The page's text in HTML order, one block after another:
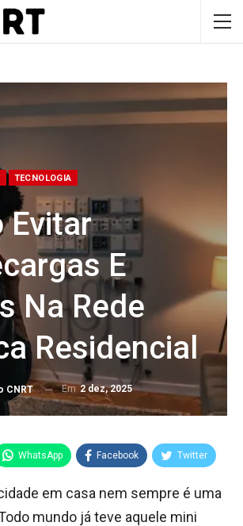
TECNOLOGIA
Evitar
E
Na Rede
Residencial
CNRT Em 2 dez, 2025
WhatsApp Facebook Twitter
em casa nem sempre é uma
mundo já teve aquele mini